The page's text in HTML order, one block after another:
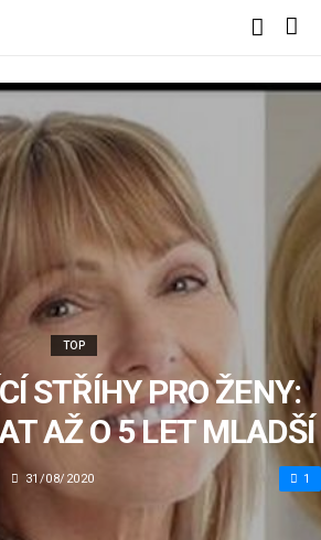
TOP
STŘÍHY PRO ŽENY:
AŽ O 5 LET MLADŠÍ
31/08/2020 1